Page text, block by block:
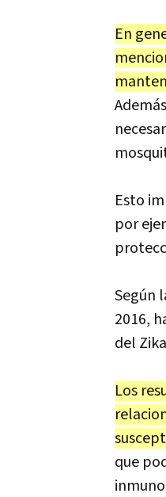
En
Esto
por
Según
2016,
del
Los
que